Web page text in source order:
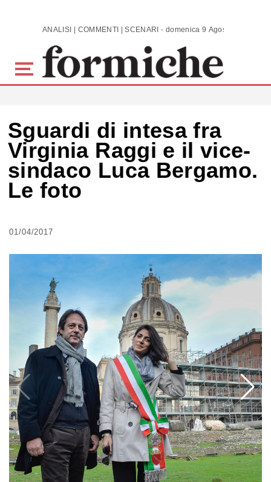
Skip to main content ANALISI | COMMENTI | SCENARI - domenica 9 Agosto 2026
Sguardi di intesa fra
Virginia Raggi e il vice-
sindaco Luca Bergamo.
Le foto
01/04/2017